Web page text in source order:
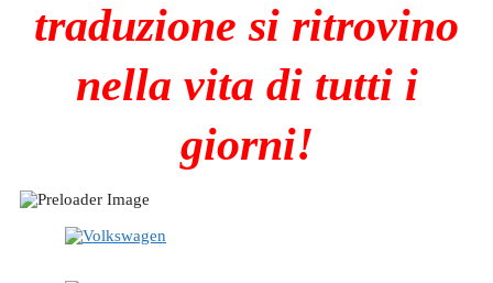
traduzione si ritrovino
nella vita di tutti i
giorni!